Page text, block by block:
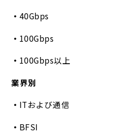
40Gbps
100Gbps
100Gbps以上
業界別
ITおよび通信
BFSI